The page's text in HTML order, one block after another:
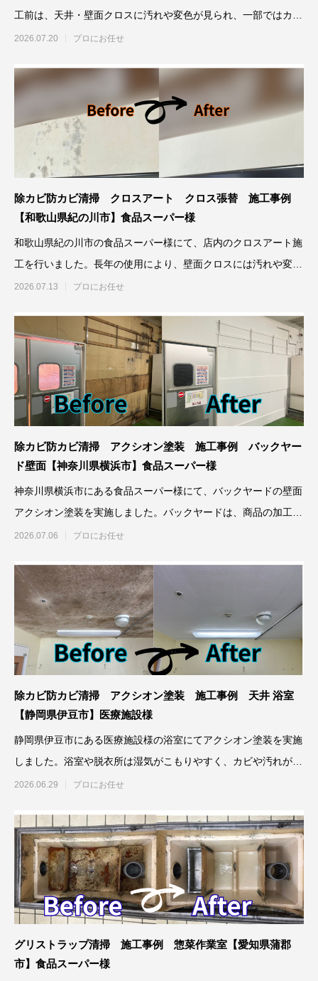
工前は、天井・壁面クロスに汚れや変色が見られ、一部ではカビ
の発
2026.07.20 プロにお任せ
除カビ防カビ清掃 クロスアート クロス張替 施工事例
【和歌山県紀の川市】食品スーパー様
和歌山県紀の川市の食品スーパー様にて、店内のクロスアート施
工を行いました。長年の使用により、壁面クロスには汚れや変色
が見
2026.07.13 プロにお任せ
除カビ防カビ清掃 アクシオン塗装 施工事例 バックヤー
ド壁面【神奈川県横浜市】食品スーパー様
神奈川県横浜市にある食品スーパー様にて、バックヤードの壁面
アクシオン塗装を実施しました。バックヤードは、商品の加工や
保管、従
2026.07.06 プロにお任せ
除カビ防カビ清掃 アクシオン塗装 施工事例 天井 浴室
【静岡県伊豆市】医療施設様
静岡県伊豆市にある医療施設様の浴室にてアクシオン塗装を実施
しました。浴室や脱衣所は湿気がこもりやすく、カビや汚れが発
生しやす
2026.06.29 プロにお任せ
グリストラップ清掃 施工事例 惣菜作業室【愛知県蒲郡
市】食品スーパー様